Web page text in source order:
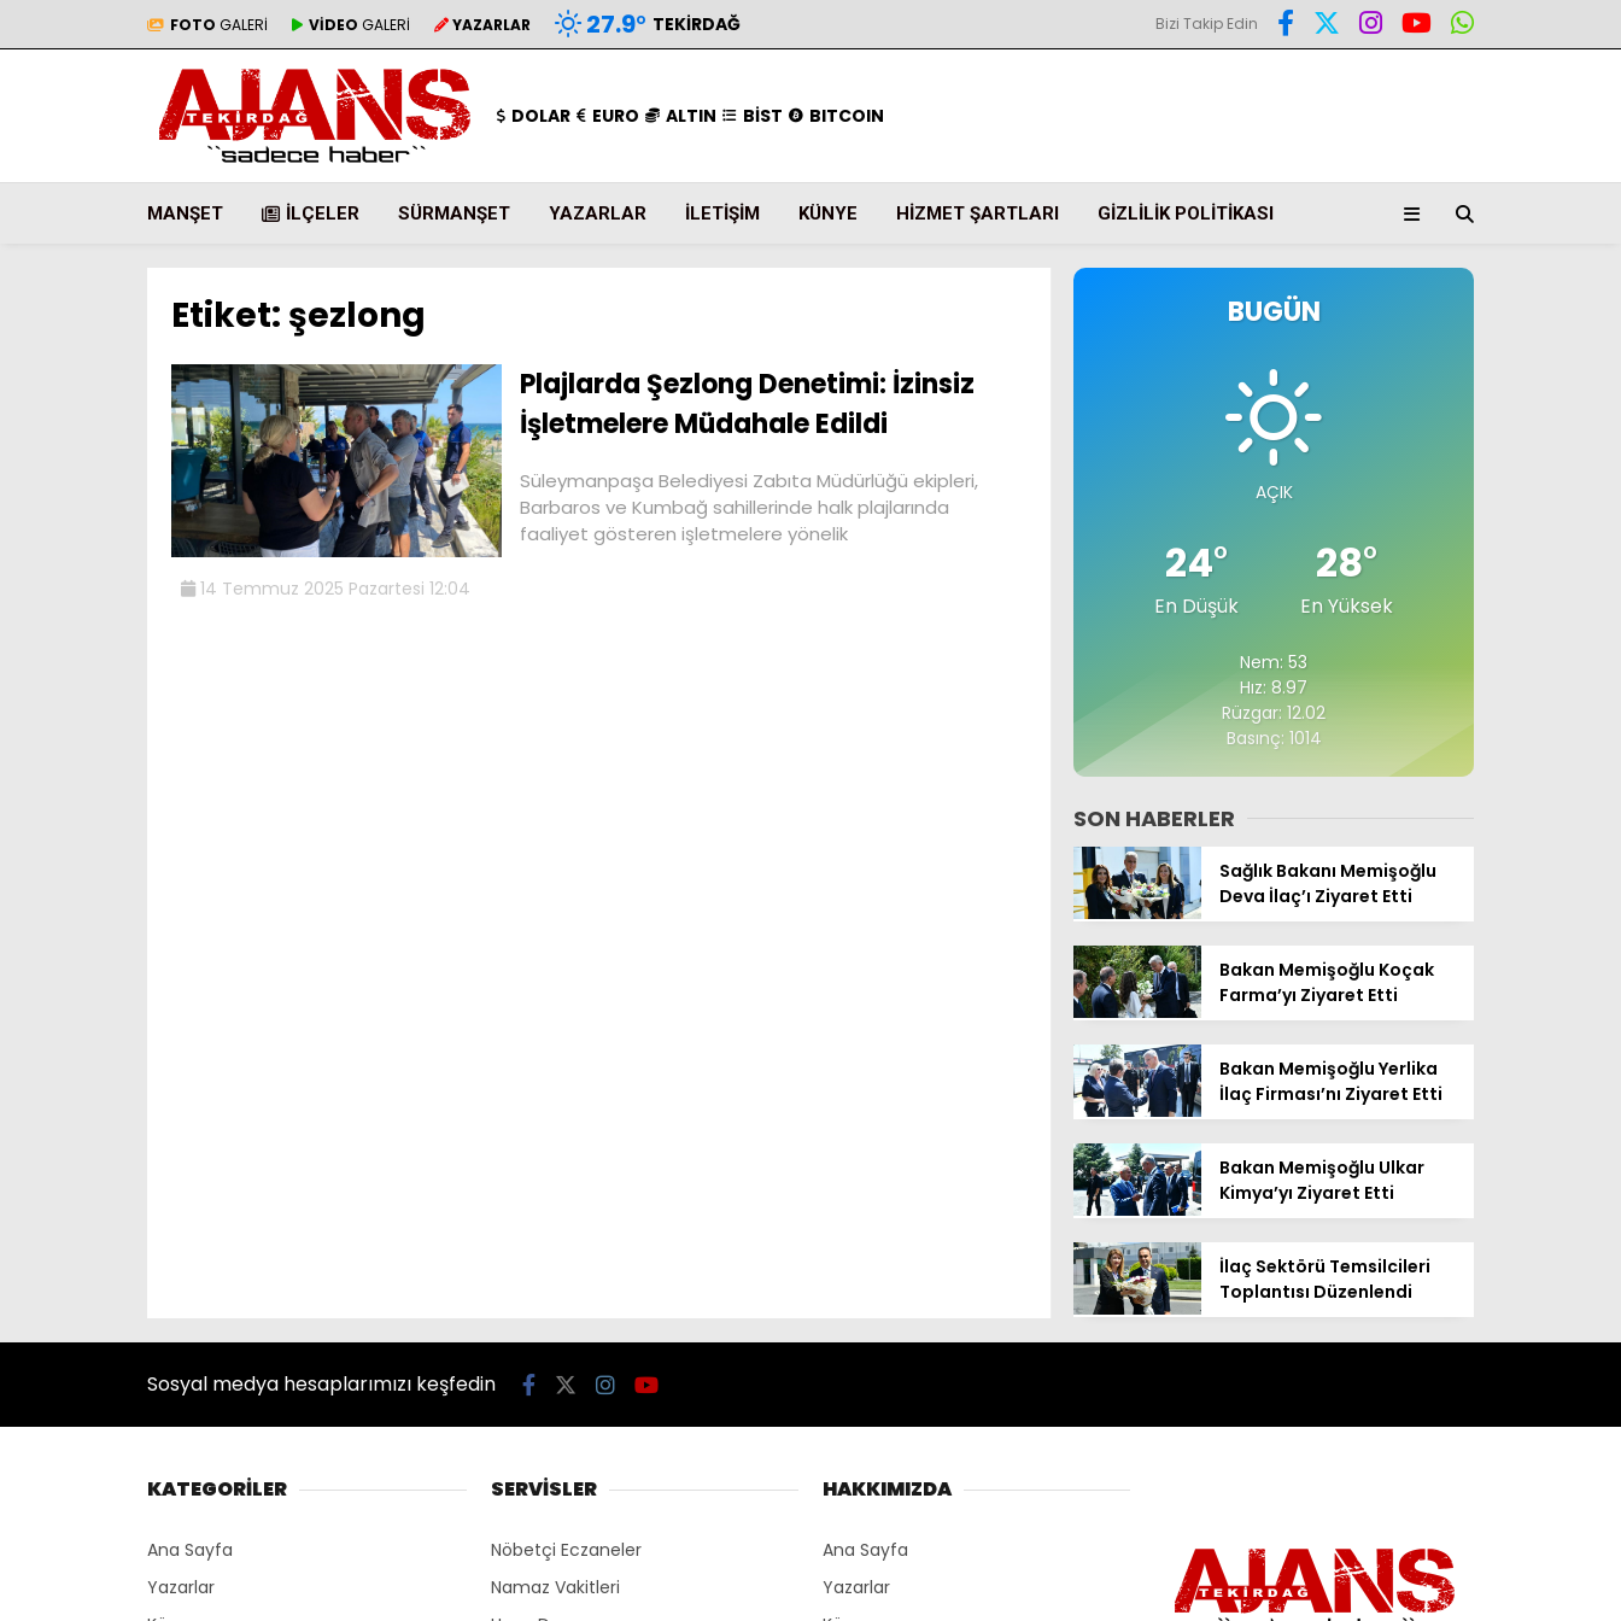
FOTO GALERİ VİDEO GALERİ YAZARLAR 27.9° TEKIRDAĞ Bizi Takip Edin
DOLAR EURO ALTIN BİST BITCOIN
MANŞET İLÇELER SÜRMANŞET YAZARLAR İLETIŞIM KÜNYE HIZMET ŞARTLARI GIZLILIK POLITIKASI
Etiket: şezlong
Plajlarda Şezlong Denetimi: İzinsiz
İşletmelere Müdahale Edildi
Süleymanpaşa Belediyesi Zabıta Müdürlüğü ekipleri,
Barbaros ve Kumbağ sahillerinde halk plajlarında
faaliyet gösteren işletmelere yönelik
14 Temmuz 2025 Pazartesi 12:04
BUGÜN
AÇIK
24°
En Düşük
28°
En Yüksek
Nem: 53
Hız: 8.97
Rüzgar: 12.02
Basınç: 1014
SON HABERLER
Sağlık Bakanı Memişoğlu
Deva İlaç’ı Ziyaret Etti
Bakan Memişoğlu Koçak
Farma’yı Ziyaret Etti
Bakan Memişoğlu Yerlika
İlaç Firması’nı Ziyaret Etti
Bakan Memişoğlu Ulkar
Kimya’yı Ziyaret Etti
İlaç Sektörü Temsilcileri
Toplantısı Düzenlendi
Sosyal medya hesaplarımızı keşfedin
KATEGORİLER
Ana Sayfa
Yazarlar
SERVİSLER
Nöbetçi Eczaneler
Namaz Vakitleri
HAKKIMIZDA
Ana Sayfa
Yazarlar